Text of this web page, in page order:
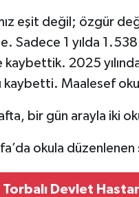
eşit değil; özgür
Sadece 1 yılda
2025
kaybetti. Maalesef
bir gün arayla iki
okula düzenlenen
Torbalı Devlet